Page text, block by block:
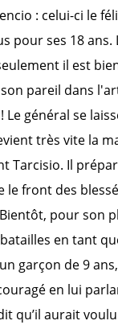
: celui-ci le
pour ses 18
il est
pareil dans
général se
très vite la
Tarcisio. Il
le front des
pour son
en tant
garçon de 9
en lui
qu’il aurait